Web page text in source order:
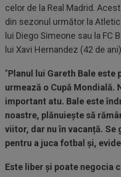
celor de la Real Madrid.
din sezonul următor la
lui Diego Simeone sau la FC
lui Xavi Hernandez (42 de
”Planul lui Gareth Bale este
urmează o Cupă Mondială.
important atu. Bale este
noastre, plănuiește să
viitor, dar nu în vacanță. Se
pentru a juca fotbal și,
Este liber și poate negocia